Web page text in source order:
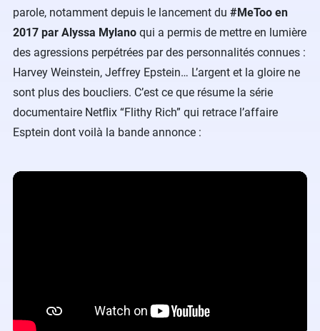
parole, notamment depuis le lancement du #MeToo en
2017 par Alyssa Mylano qui a permis de mettre en lumière
des agressions perpétrées par des personnalités connues :
Harvey Weinstein, Jeffrey Epstein… L’argent et la gloire ne
sont plus des boucliers. C’est ce que résume la série
documentaire Netflix “Flithy Rich” qui retrace l’affaire
Esptein dont voilà la bande annonce :